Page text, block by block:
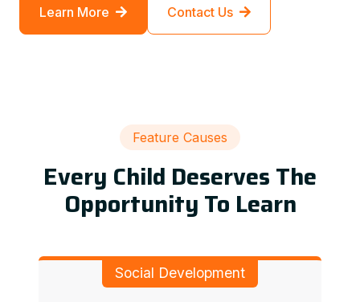
Learn More Contact Us
Feature Causes
Every Child Deserves The
Opportunity To Learn
Social Development